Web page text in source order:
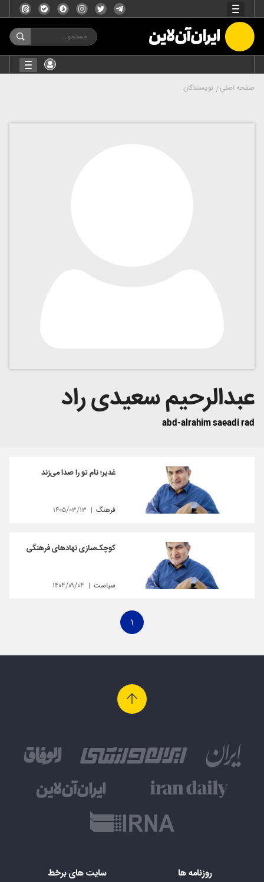
صفحه اصلی نویسندگان
عبدالرحیم سعیدی راد
abd-alrahim saeadi rad
غدیر؛ نام تو را صدا می‌زند
فرهنگ ۱۴۰۵/۰۳/۱۳
کوچک‌سازی نهادهای فرهنگی
سیاست ۱۴۰۴/۰۹/۰۴
۱
روزنامه ها سایت های برخط